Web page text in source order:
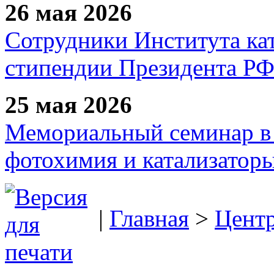
26 мая 2026
Сотрудники Института
стипендии Президента РФ
25 мая 2026
Мемориальный семинар в
фотохимия и
| Главная >